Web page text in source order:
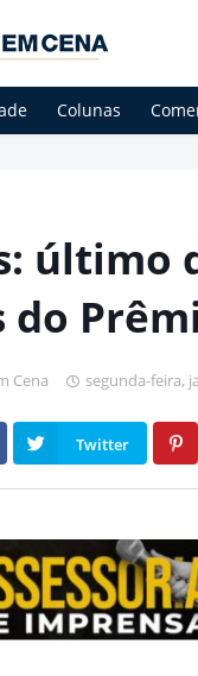
Colunas
último
do
Cena segunda-feira,
Twitter